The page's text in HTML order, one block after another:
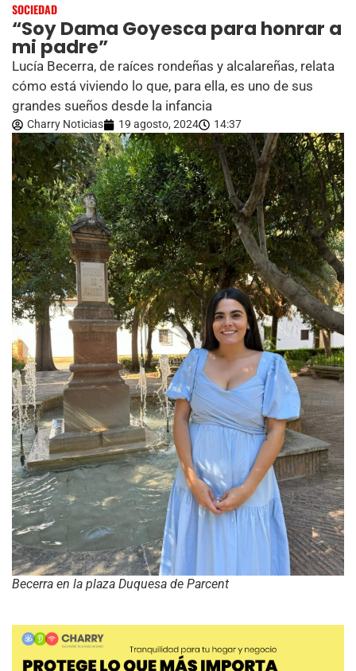
SOCIEDAD
“Soy Dama Goyesca para honrar a
mi padre”
Lucía Becerra, de raíces rondeñas y alcalareñas, relata
cómo está viviendo lo que, para ella, es uno de sus
grandes sueños desde la infancia
Charry Noticias 19 agosto, 2024 14:37
Becerra en la plaza Duquesa de Parcent